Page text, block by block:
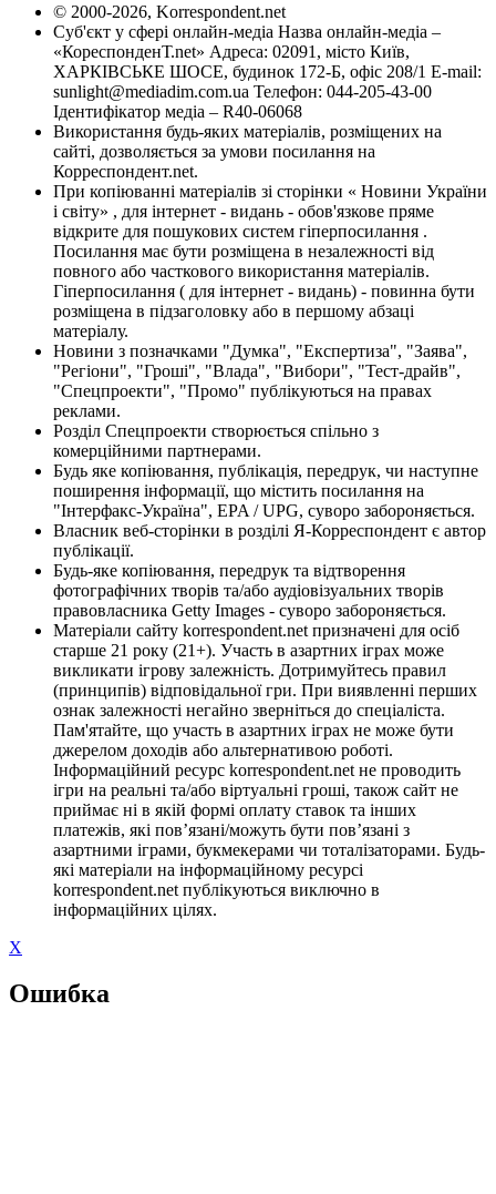
© 2000-2026, Korrespondent.net
Суб'єкт у сфері онлайн-медіа Назва онлайн-медіа –
«КореспонденТ.net» Адреса: 02091, місто Київ,
ХАРКІВСЬКЕ ШОСЕ, будинок 172-Б, офіс 208/1 E-mail:
sunlight@mediadim.com.ua Телефон: 044-205-43-00
Ідентифікатор медіа – R40-06068
Використання будь-яких матеріалів, розміщених на
сайті, дозволяється за умови посилання на
Корреспондент.net.
При копіюванні матеріалів зі сторінки « Новини України
і світу» , для інтернет - видань - обов'язкове пряме
відкрите для пошукових систем гіперпосилання .
Посилання має бути розміщена в незалежності від
повного або часткового використання матеріалів.
Гіперпосилання ( для інтернет - видань) - повинна бути
розміщена в підзаголовку або в першому абзаці
матеріалу.
Новини з позначками "Думка", "Експертиза", "Заява",
"Регіони", "Гроші", "Влада", "Вибори", "Тест-драйв",
"Спецпроекти", "Промо" публікуються на правах
реклами.
Розділ Спецпроекти створюється спільно з
комерційними партнерами.
Будь яке копіювання, публікація, передрук, чи наступне
поширення інформації, що містить посилання на
"Інтерфакс-Україна", EPA / UPG, суворо забороняється.
Власник веб-сторінки в розділі Я-Корреспондент є автор
публікації.
Будь-яке копіювання, передрук та відтворення
фотографічних творів та/або аудіовізуальних творів
правовласника Getty Images - суворо забороняється.
Матеріали сайту korrespondent.net призначені для осіб
старше 21 року (21+). Участь в азартних іграх може
викликати ігрову залежність. Дотримуйтесь правил
(принципів) відповідальної гри. При виявленні перших
ознак залежності негайно зверніться до спеціаліста.
Пам'ятайте, що участь в азартних іграх не може бути
джерелом доходів або альтернативою роботі.
Інформаційний ресурс korrespondent.net не проводить
ігри на реальні та/або віртуальні гроші, також сайт не
приймає ні в якій формі оплату ставок та інших
платежів, які пов’язані/можуть бути пов’язані з
азартними іграми, букмекерами чи тоталізаторами. Будь-
які матеріали на інформаційному ресурсі
korrespondent.net публікуються виключно в
інформаційних цілях.
X
Ошибка